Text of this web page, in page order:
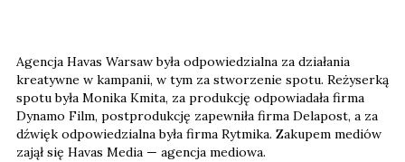
Agencja Havas Warsaw była odpowiedzialna za działania
kreatywne w kampanii, w tym za stworzenie spotu. Reżyserką
spotu była Monika Kmita, za produkcję odpowiadała firma
Dynamo Film, postprodukcję zapewniła firma Delapost, a za
dźwięk odpowiedzialna była firma Rytmika. Zakupem mediów
zajął się Havas Media — agencja mediowa.